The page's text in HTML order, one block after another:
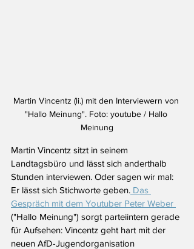
Martin Vincentz (li.) mit den Interviewern von
"Hallo Meinung". Foto: youtube / Hallo
Meinung
Martin Vincentz sitzt in seinem
Landtagsbüro und lässt sich anderthalb
Stunden interviewen. Oder sagen wir mal:
Er lässt sich Stichworte geben. Das
Gespräch mit dem Youtuber Peter Weber
("Hallo Meinung") sorgt parteiintern gerade
für Aufsehen: Vincentz geht hart mit der
neuen AfD-Jugendorganisation